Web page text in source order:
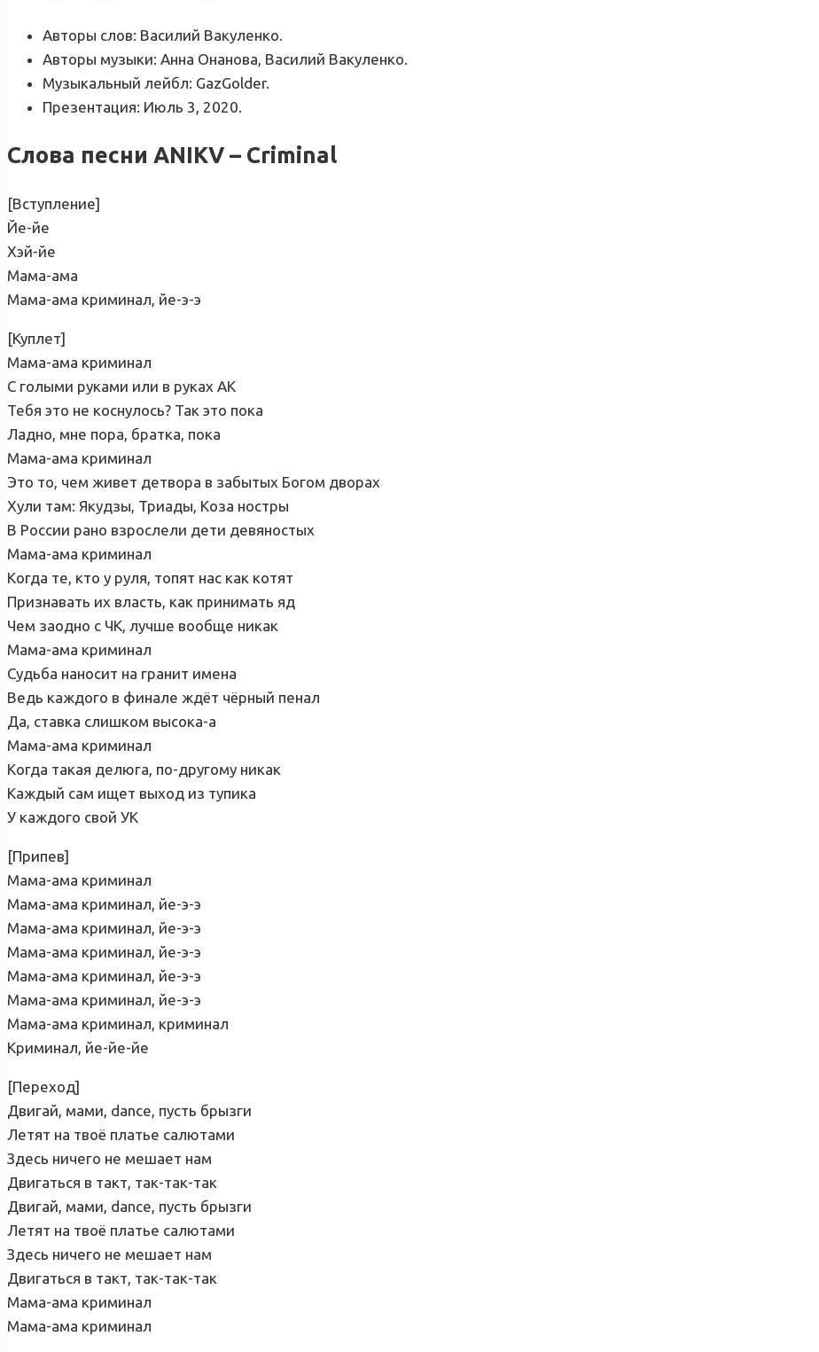
Авторы слов: Василий Вакуленко.
Авторы музыки: Анна Онанова, Василий Вакуленко.
Музыкальный лейбл: GazGolder.
Презентация: Июль 3, 2020.
Слова песни ANIKV – Criminal
[Вступление]
Йе-йе
Хэй-йе
Мама-ама
Мама-ама криминал, йе-э-э
[Куплет]
Мама-ама криминал
С голыми руками или в руках AK
Тебя это не коснулось? Так это пока
Ладно, мне пора, братка, пока
Мама-ама криминал
Это то, чем живет детвора в забытых Богом дворах
Хули там: Якудзы, Триады, Коза ностры
В России рано взрослели дети девяностых
Мама-ама криминал
Когда те, кто у руля, топят нас как котят
Признавать их власть, как принимать яд
Чем заодно с ЧК, лучше вообще никак
Мама-ама криминал
Судьба наносит на гранит имена
Ведь каждого в финале ждёт чёрный пенал
Да, ставка слишком высока-а
Мама-ама криминал
Когда такая делюга, по-другому никак
Каждый сам ищет выход из тупика
У каждого свой УК
[Припев]
Мама-ама криминал
Мама-ама криминал, йе-э-э
Мама-ама криминал, йе-э-э
Мама-ама криминал, йе-э-э
Мама-ама криминал, йе-э-э
Мама-ама криминал, йе-э-э
Мама-ама криминал, криминал
Криминал, йе-йе-йе
[Переход]
Двигай, мами, dance, пусть брызги
Летят на твоё платье салютами
Здесь ничего не мешает нам
Двигаться в такт, так-так-так
Двигай, мами, dance, пусть брызги
Летят на твоё платье салютами
Здесь ничего не мешает нам
Двигаться в такт, так-так-так
Мама-ама криминал
Мама-ама криминал